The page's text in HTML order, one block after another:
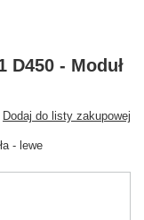
D450 - Moduł
Dodaj do listy zakupowej
- lewe